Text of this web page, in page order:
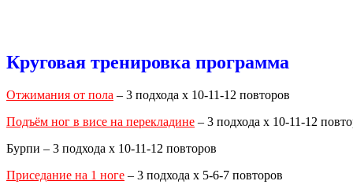
Круговая тренировка программа
Отжимания от пола – 3 подхода х 10-11-12 повторов
Подъём ног в висе на перекладине – 3 подхода х 10-11-12
Бурпи – 3 подхода х 10-11-12 повторов
Приседание на 1 ноге – 3 подхода х 5-6-7 повторов